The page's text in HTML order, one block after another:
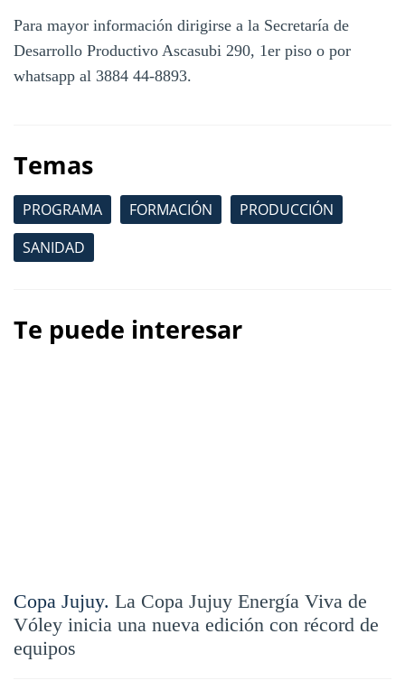
Para mayor información dirigirse a la Secretaría de
Desarrollo Productivo Ascasubi 290, 1er piso o por
whatsapp al 3884 44-8893.
Temas
PROGRAMA FORMACIÓN
PRODUCCIÓN
SANIDAD
Te puede interesar
Copa Jujuy. La Copa Jujuy Energía Viva de
Vóley inicia una nueva edición con récord de
equipos